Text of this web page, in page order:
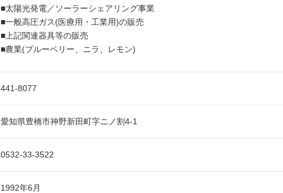
■太陽光発電／ソーラーシェアリング事業
■一般高圧ガス(医療用・工業用)の販売
■上記関連器具等の販売
■農業(ブルーベリー、ニラ、レモン)
441-8077
愛知県豊橋市神野新田町字ニノ割4-1
0532-33-3522
1992年6月